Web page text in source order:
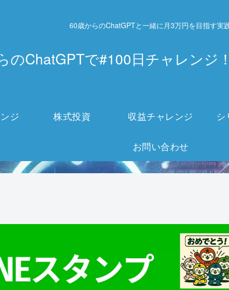
60歳からのChatGPTと一緒に月3万円を目指す実
のChatGPTで#100日チャレンジ
ジ 株式投資 収益チャレンジ シ
お問い合わせ